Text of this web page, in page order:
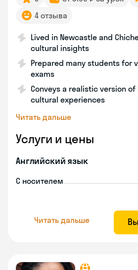
4 отзыва
Lived in Newcastle and
cultural insights
Prepared many students for
exams
Conveys a realistic version
cultural experiences
Читать дальше
Услуги и цены
Английский язык
С носителем
Читать дальше